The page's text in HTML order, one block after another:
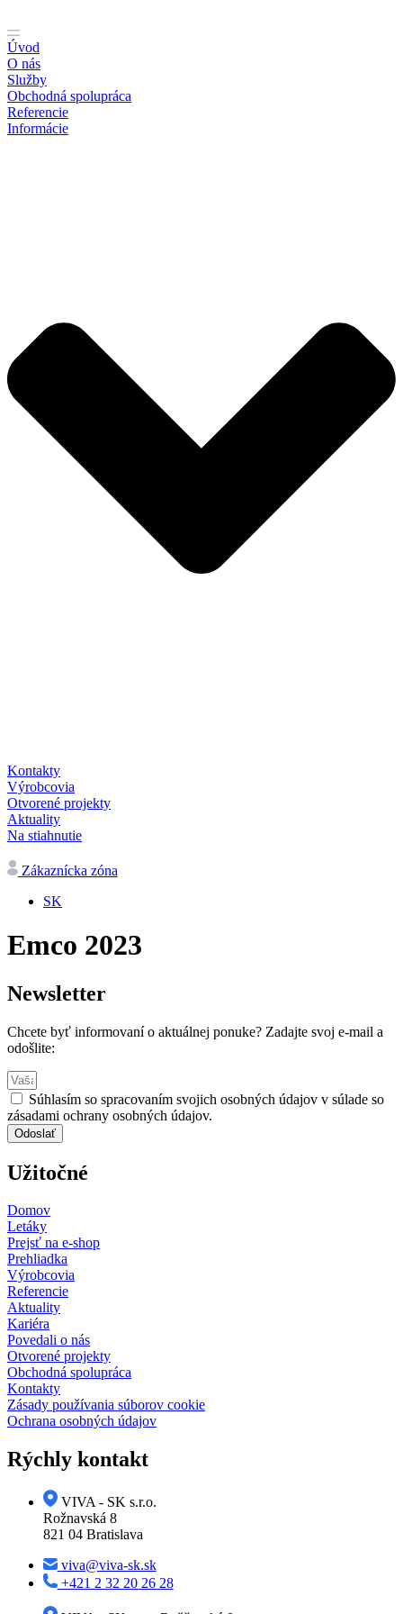
na
obsah
Úvod
O nás
Služby
Obchodná spolupráca
Referencie
Informácie
Kontakty
Výrobcovia
Otvorené projekty
Aktuality
Na stiahnutie
Zákaznícka zóna
SK
Emco 2023
Newsletter
Chcete byť informovaní o aktuálnej ponuke? Zadajte svoj e-mail a
odošlite:
Súhlasím so spracovaním svojich osobných údajov v súlade so
zásadami ochrany osobných údajov.
Odoslať
Užitočné
Domov
Letáky
Prejsť na e-shop
Prehliadka
Výrobcovia
Referencie
Aktuality
Kariéra
Povedali o nás
Otvorené projekty
Obchodná spolupráca
Kontakty
Zásady používania súborov cookie
Ochrana osobných údajov
Rýchly kontakt
VIVA - SK s.r.o.
Rožnavská 8
821 04 Bratislava
viva@viva-sk.sk
+421 2 32 20 26 28